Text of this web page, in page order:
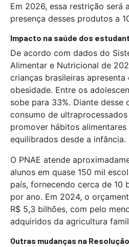
Em 2026, essa restrição será
presença desses produtos a
Impacto na saúde dos
De acordo com dados do
Alimentar e Nutricional de
crianças brasileiras
obesidade. Entre os
sobe para 33%. Diante desse
consumo de
promover hábitos alimentares
equilibrados desde a infância.
O PNAE atende
alunos em quase 150 mil
país, fornecendo cerca de 10
por ano. Em 2024, o
R$ 5,3 bilhões, com pelo
adquiridos da agricultura
Outras mudanças na Resolução